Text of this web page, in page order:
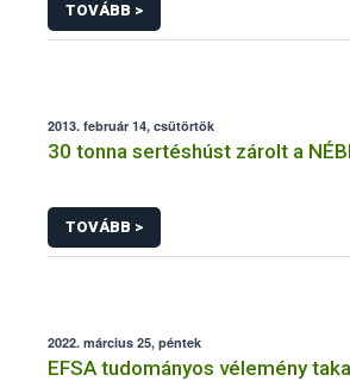
TOVÁBB >
2013. február 14, csütörtök
30 tonna sertéshúst zárolt a
TOVÁBB >
2022. március 25, péntek
EFSA tudományos vélemény